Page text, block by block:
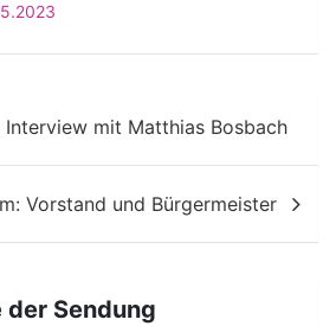
Interview mit Matthias Bosbach
Vorstand und Bürgermeister
Sendung